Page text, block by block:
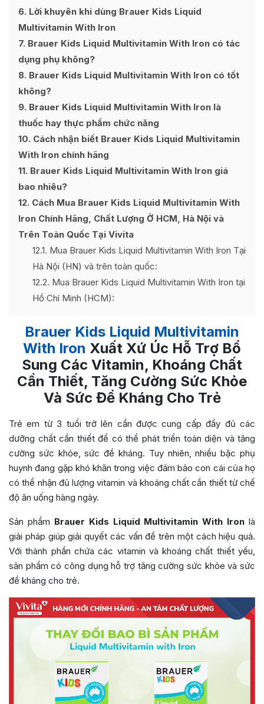
6 Lời khuyên khi dùng Brauer Kids Liquid
Multivitamin With Iron
7 Brauer Kids Liquid Multivitamin With Iron có tác
dụng phụ không?
8 Brauer Kids Liquid Multivitamin With Iron có tốt
không?
9 Brauer Kids Liquid Multivitamin With Iron là
thuốc hay thực phẩm chức năng
10 Cách nhận biết Brauer Kids Liquid Multivitamin
With Iron chính hãng
11 Brauer Kids Liquid Multivitamin With Iron giá
bao nhiêu?
12 Cách Mua Brauer Kids Liquid Multivitamin With
Iron Chính Hãng, Chất Lượng Ở HCM, Hà Nội và
Trên Toàn Quốc Tại Vivita
12.1 Mua Brauer Kids Liquid Multivitamin With Iron Tại
Hà Nội (HN) và trên toàn quốc:
12.2 Mua Brauer Kids Liquid Multivitamin With Iron tại
Hồ Chí Minh (HCM):
Brauer Kids Liquid Multivitamin
With Iron Xuất Xứ Úc Hỗ Trợ Bổ
Sung Các Vitamin, Khoáng Chất
Cần Thiết, Tăng Cường Sức Khỏe
Và Sức Đề Kháng Cho Trẻ
Trẻ em từ 3 tuổi trở lên cần được cung cấp đầy đủ các
dưỡng chất cần thiết để có thể phát triển toàn diện và tăng
cường sức khỏe, sức đề kháng. Tuy nhiên, nhiều bậc phụ
huynh đang gặp khó khăn trong việc đảm bảo con cái của họ
có thể nhận đủ lượng vitamin và khoáng chất cần thiết từ chế
độ ăn uống hàng ngày.
Sản phẩm Brauer Kids Liquid Multivitamin With Iron là
giải pháp giúp giải quyết các vấn đề trên một cách hiệu quả.
Với thành phần chứa các vitamin và khoáng chất thiết yếu,
sản phẩm có công dụng hỗ trợ tăng cường sức khỏe và sức
đề kháng cho trẻ.